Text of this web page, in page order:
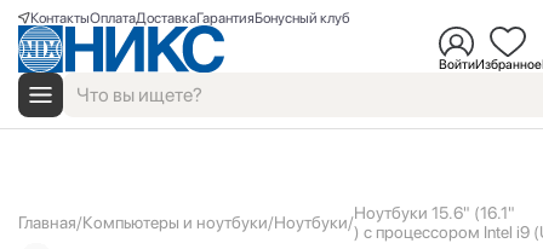
КонтактыОплатаДоставкаГарантияБонусный клуб
ВойтиИзбранное
Главная Компьютеры и ноутбуки Ноутбуки Ноутбуки 15.6" (16.1"
) с процессором Intel i9